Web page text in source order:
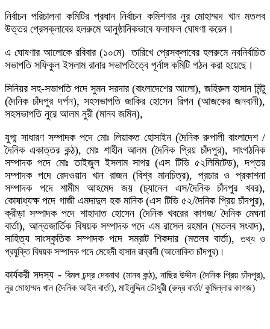
নির্বাচন পরিচালনা কমিটির প্রধান নির্বাচন কমিশনার নুর মোহাম্মদ খান মতলব
উত্তর প্রেসক্লাবের হলরুমে আনুষ্ঠানিকভাবে ফলাফল ঘোষণা করেন।
এ ঘোষণার আলোকে রবিবার (১০মে) তারিখে প্রেসক্লাবের হলরুমে নবনির্বাচিত
সভাপতি সফিকুল ইসলাম রানার সভাপতিত্বে পূর্নাঙ্গ কমিটি গঠন করা হয়েছে।
সিনিয়র সহ-সভাপতি পদে সুমন সরদার (বাংলাদেশের আলো), জহিরুল হাসান মিন্টু
(দৈনিক চাঁদপুর দর্পন), সহসভাপতি জাকির হোসেন রিপন (আজকের জনবানী),
সহসভাপতি নুরে আলম নুরী (মানব জমিন),
যুগ্ম সাধারণ সম্পাদক পদে মোঃ লিয়াকত হোসাইন (দৈনিক রুপালী বাংলাদেশ /
দৈনিক একাত্তর কন্ঠ), মোঃ শাহীন আলম (দৈনিক প্রিয় চাঁদপুর), সাংগঠনিক
সম্পাদক পদে মোঃ তাইজুল ইসলাম সাগর (এস টিভি ৫২লিমিটেড), দপ্তর
সম্পাদক পদে রেদওয়ান খান রাজন (বিশ্ব মানচিত্র), প্রচার ও প্রকাশনা
সম্পাদক পদে শামীম আহমেদ জয় (চ্যানেল এস/দৈনিক চাঁদপুর খবর),
কোষাধ্যক্ষ পদে গাজী এমদাদুল হক মানিক (এস টিভি ৫২/দৈনিক প্রিয় চাঁদপুর),
ক্রীড়া সম্পাদক পদে শাহাদাত হোসেন (দৈনিক খবরের কাগজ/ দৈনিক মেঘনা
বার্তা), আন্তজার্তিক বিষয়ক সম্পাদক পদে এম রাসেল রহমান (মতলব সংবাদ),
সাহিত্য সাংস্কৃতিক সম্পাদক পদে সম্রাট শিকদার (মতলব বার্তা),তথ্য ও
প্রযুক্তি বিষয়ক সম্পাদক পদে মেহেদী হাসান রাব্বানী (আলোকিত চাঁদপুর)।
কার্যকরী সদস্য - বিমল চন্দ্র দেবনাথ (মানব কন্ঠ), নাছির উদ্দীন (দৈনিক প্রিয় চাঁদপুর),
নুর মোহাম্মদ খান (দৈনিক আইন বার্তা), মাইনুদ্দিন চৌধুরী (রুদ্র বার্তা/ কুমিল্লার কাগজ)